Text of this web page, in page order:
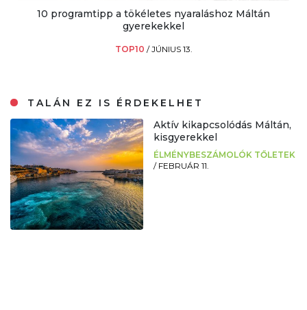
10 programtipp a tökéletes nyaraláshoz Máltán
gyerekekkel
TOP10 /JÚNIUS 13.
TALÁN EZ IS ÉRDEKELHET
Aktív kikapcsolódás Máltán,
kisgyerekkel
ÉLMÉNYBESZÁMOLÓK TŐLETEK
/ FEBRUÁR 11.